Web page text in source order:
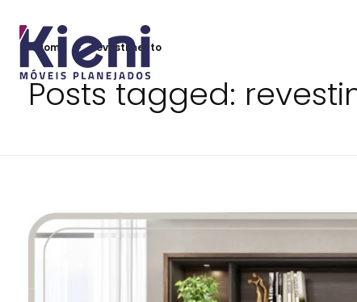
Home revestimento
Posts tagged: